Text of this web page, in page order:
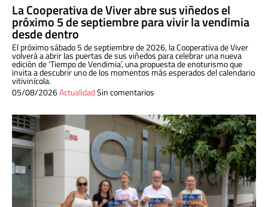
La Cooperativa de Viver abre sus viñedos el
próximo 5 de septiembre para vivir la vendimia
desde dentro
El próximo sábado 5 de septiembre de 2026, la Cooperativa de Viver
volverá a abrir las puertas de sus viñedos para celebrar una nueva
edición de ‘Tiempo de Vendimia’, una propuesta de enoturismo que
invita a descubrir uno de los momentos más esperados del calendario
vitivinícola.
05/08/2026ActualidadSin comentarios